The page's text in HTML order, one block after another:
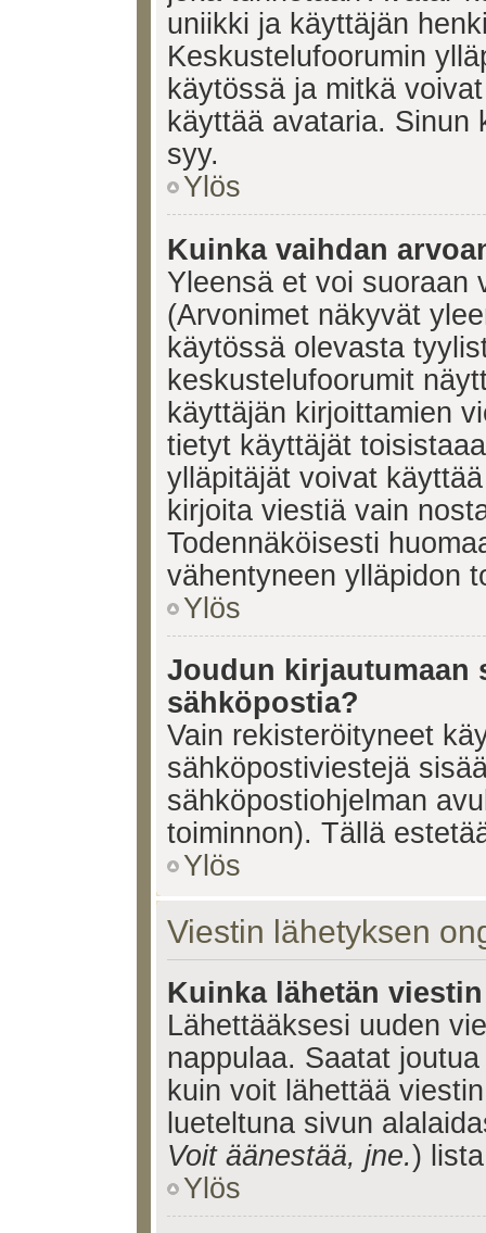
uniikki ja käyttäjän
Keskustelufoorumin
käytössä ja mitkä
käyttää avataria. Sinun
syy.
Ylös
Kuinka vaihdan
Yleensä et voi suoraan
(Arvonimet näkyvät
käytössä olevasta
keskustelufoorumit
käyttäjän kirjoittamien
tietyt käyttäjät
ylläpitäjät voivat
kirjoita viestiä vain
Todennäköisesti
vähentyneen ylläpidon
Ylös
Joudun kirjautumaan
sähköpostia?
Vain rekisteröityneet
sähköpostiviestejä
sähköpostiohjelman
toiminnon). Tällä
Ylös
Viestin lähetyksen
Kuinka lähetän
Lähettääksesi uuden
nappulaa. Saatat
kuin voit lähettää
lueteltuna sivun
Voit äänestää, jne.)
Ylös